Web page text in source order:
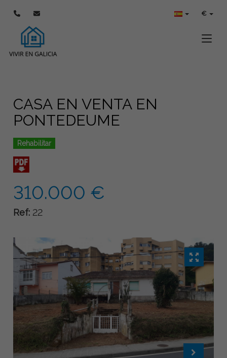
€
CASA EN VENTA EN
PONTEDEUME
Rehabilitar
310.000 €
Ref: 22